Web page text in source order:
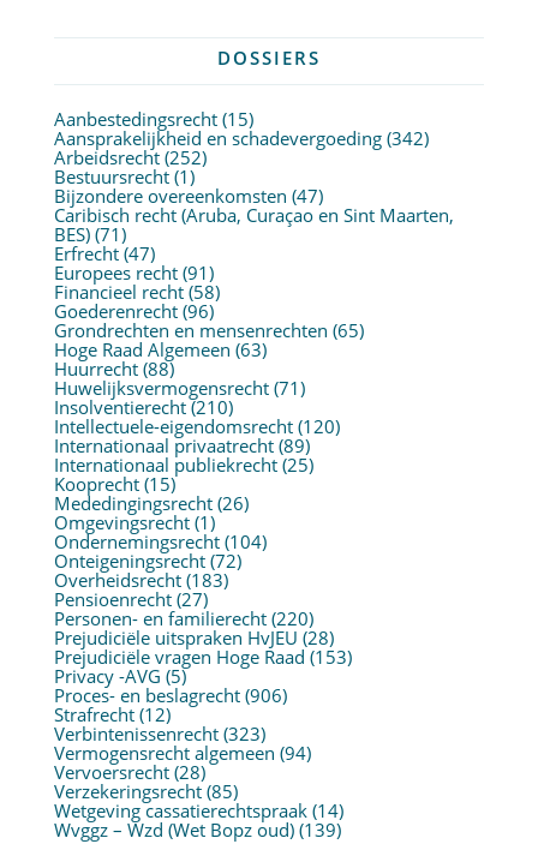
DOSSIERS
Aanbestedingsrecht(15)
Aansprakelijkheid en schadevergoeding(342)
Arbeidsrecht(252)
Bestuursrecht(1)
Bijzondere overeenkomsten (47)
Caribisch recht (Aruba, Curaçao en Sint Maarten,
BES)(71)
Erfrecht(47)
Europees recht(91)
Financieel recht(58)
Goederenrecht(96)
Grondrechten en mensenrechten (65)
Hoge Raad Algemeen (63)
Huurrecht(88)
Huwelijksvermogensrecht(71)
Insolventierecht(210)
Intellectuele-eigendomsrecht(120)
Internationaal privaatrecht(89)
Internationaal publiekrecht(25)
Kooprecht(15)
Mededingingsrecht(26)
Omgevingsrecht(1)
Ondernemingsrecht(104)
Onteigeningsrecht(72)
Overheidsrecht(183)
Pensioenrecht(27)
Personen- en familierecht(220)
Prejudiciële uitspraken HvJEU (28)
Prejudiciële vragen Hoge Raad (153)
Privacy -AVG (5)
Proces- en beslagrecht(906)
Strafrecht(12)
Verbintenissenrecht(323)
Vermogensrecht algemeen (94)
Vervoersrecht(28)
Verzekeringsrecht(85)
Wetgeving cassatierechtspraak(14)
Wvggz – Wzd (Wet Bopz oud)(139)